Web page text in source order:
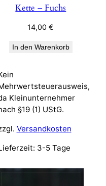
Kette – Fuchs
14,00€
In den Warenkorb
Kleinunternehmer
§19 (1) UStG.
Versandkosten
3-5 Tage